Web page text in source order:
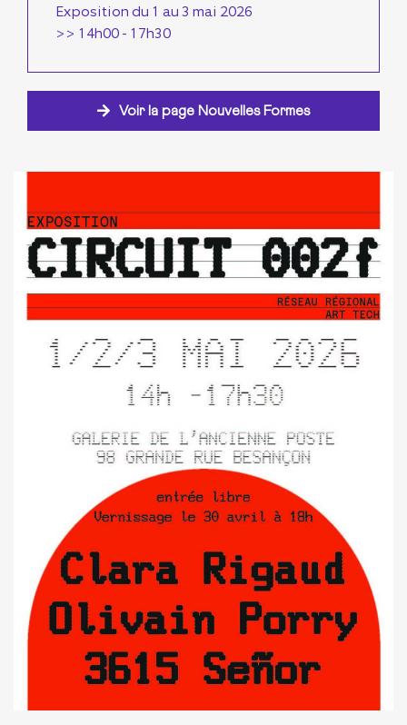
Exposition du 1 au 3 mai 2026
>> 14h00 - 17h30
Voir la page Nouvelles Formes